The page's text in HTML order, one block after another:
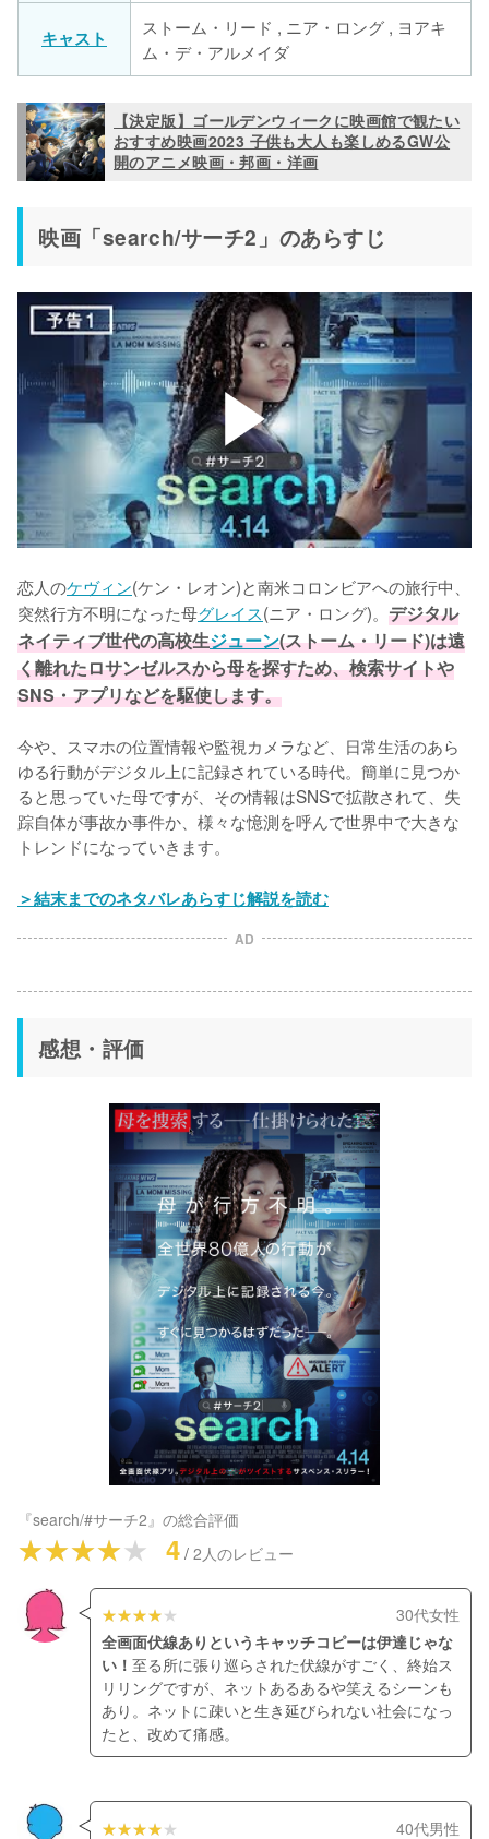
キャスト
ストーム・リード , ニア・ロング , ヨアキ
ム・デ・アルメイダ
【決定版】ゴールデンウィークに映画館で観たい
おすすめ映画2023 子供も大人も楽しめるGW公
開のアニメ映画・邦画・洋画
映画「search/サーチ2」のあらすじ
恋人のケヴィン(ケン・レオン)と南米コロンビアへの旅行中、
突然行方不明になった母グレイス(ニア・ロング)。 デジタル
ネイティブ世代の高校生ジューン(ストーム・リード)は遠
く離れたロサンゼルスから母を探すため、検索サイトや
SNS・アプリなどを駆使します。
今や、スマホの位置情報や監視カメラなど、日常生活のあら
ゆる行動がデジタル上に記録されている時代。簡単に見つか
ると思っていた母ですが、その情報はSNSで拡散されて、失
踪自体が事故か事件か、様々な憶測を呼んで世界中で大きな
トレンドになっていきます。
＞結末までのネタバレあらすじ解説を読む
AD
感想・評価
『search/#サーチ2 』の総合評価
4 / 2 人のレビュー
30代女性
全画面伏線ありというキャッチコピーは伊達じゃな
い！ 至る所に張り巡らされた伏線がすごく、終始ス
リリングですが、ネットあるあるや笑えるシーンも
あり。ネットに疎いと生き延びられない社会になっ
たと、改めて痛感。
40代男性